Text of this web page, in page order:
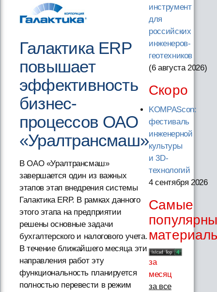
Галактика ERP
повышает
эффективность
бизнес-
процессов ОАО
«Уралтрансмаш»
В ОАО «Уралтрансмаш»
завершается один из важных
этапов этап внедрения системы
Галактика ERP. В рамках данного
этого этапа на предприятии
решены основные задачи
бухгалтерского и налогового учета.
В течение ближайшего месяца эти
направления работ эту
функциональность планируется
полностью перевести в режим
инструмент
для
российских
инженеров-
геотехников
(6 августа 2026)
Скоро
KOMPAScon:
фестиваль
инженерной
культуры
и 3D-
технологий
4 сентября 2026
Самые
за
месяц
за все